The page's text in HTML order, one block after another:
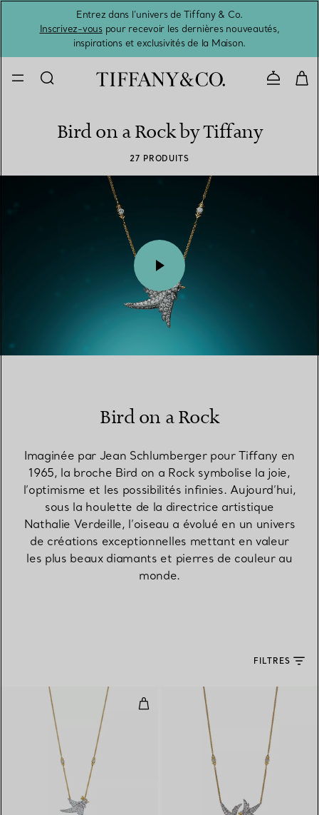
Entrez dans l’univers de Tiffany & Co.
Inscrivez-vouspour recevoir les dernières nouveautés,
inspirations et exclusivités de la Maison.
Bird on a Rock by Tiffany
27 PRODUITS
Bird on a Rock
Imaginée par Jean Schlumberger pour Tiffany en
1965, la broche Bird on a Rock symbolise la joie,
l’optimisme et les possibilités infinies. Aujourd’hui,
sous la houlette de la directrice artistique
Nathalie Verdeille, l’oiseau a évolué en un univers
de créations exceptionnelles mettant en valeur
les plus beaux diamants et pierres de couleur au
monde.
FILTRES
Pendentif Bird en platine, or et